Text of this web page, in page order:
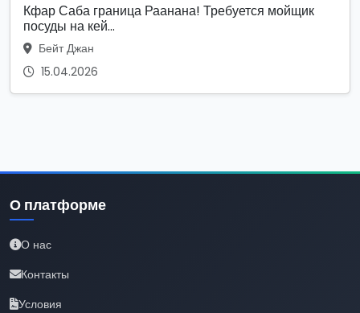
Кфар Саба граница Раанана! Требуется мойщик
посуды на кей...
Бейт Джан
15.04.2026
О платформе
О нас
Контакты
Условия